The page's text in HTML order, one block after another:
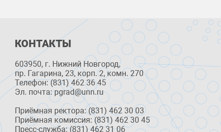
КОНТАКТЫ
603950, г. Нижний Новгород,
пр. Гагарина, 23, корп. 2, комн. 270
Телефон: (831) 462 36 45
Эл. почта: pgrad@unn.ru
Приёмная ректора: (831) 462 30 03
Приёмная комиссия: (831) 462 30 45
Пресс-служба: (831) 462 31 06